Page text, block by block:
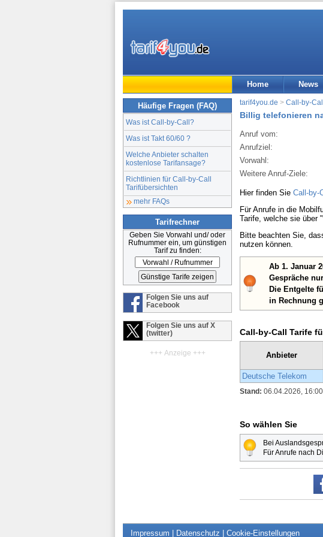
Home News
Häufige Fragen (FAQ)
Was ist Call-by-Call?
Was ist Takt 60/60 ?
Welche Anbieter schalten
kostenlose Tarifansage?
Richtlinien für Call-by-Call
Tarifübersichten
mehr FAQs
Tarifrechner
Geben Sie Vorwahl und/ oder
Rufnummer ein, um günstigen
Tarif zu finden:
Folgen Sie uns auf
Facebook
Folgen Sie uns auf X
(twitter)
+++ Anzeige +++
tarif4you.de > Call-by-
Billig telefonieren
Anruf vom:
Anrufziel:
Vorwahl:
Weitere Anruf-Ziele:
Hier finden Sie Call-by-
Für Anrufe in die
Tarife, welche sie über
Bitte beachten Sie,
nutzen können.
Ab 1. Januar
Gespräche
Die Entgelte
in Rechnung
Call-by-Call Tarife
Anbieter
Deutsche Telekom
Stand: 06.04.2026, 16:00
So wählen Sie
Bei
Für Anrufe nach
Impressum Datenschutz Cookie-Einstellungen